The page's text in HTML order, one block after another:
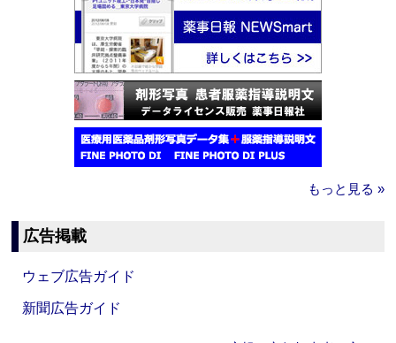
もっと見る »
広告掲載
ウェブ広告ガイド
新聞広告ガイド